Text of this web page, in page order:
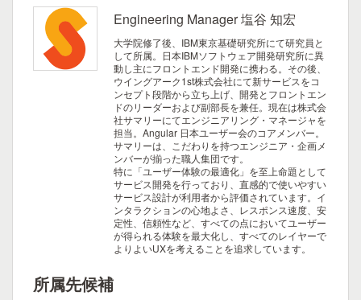
Engineering Manager 塩谷 知宏
大学院修了後、IBM東京基礎研究所にて研究員と
して所属。日本IBMソフトウェア開発研究所に異
動し主にフロントエンド開発に携わる。その後、
ウイングアーク1st株式会社にて新サービスをコ
ンセプト段階から立ち上げ、開発とフロントエン
ドのリーダーおよび副部長を兼任。現在は株式会
社サマリーにてエンジニアリング・マネージャを
担当。Angular 日本ユーザー会のコアメンバー。
サマリーは、こだわりを持つエンジニア・企画メ
ンバーが揃った職人集団です。
特に「ユーザー体験の最適化」を至上命題として
サービス開発を行っており、直感的で使いやすい
サービス設計が利用者から評価されています。イ
ンタラクションの心地よさ、レスポンス速度、安
定性、信頼性など、すべての点においてユーザー
が得られる体験を最大化し、すべてのレイヤーで
よりよいUXを考えることを追求しています。
所属先候補